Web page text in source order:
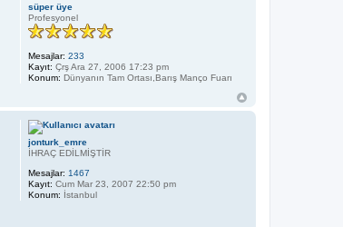
süper üye
Profesyonel
Mesajlar: 233
Kayıt: Çrş Ara 27, 2006 17:23 pm
Konum: Dünyanın Tam Ortası,Barış Manço Fuarı
jonturk_emre
İHRAÇ EDİLMİŞTİR
Mesajlar: 1467
Kayıt: Cum Mar 23, 2007 22:50 pm
Konum: İstanbul